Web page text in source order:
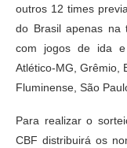
outros 12 times
do Brasil apenas na
com jogos de ida e
Atlético-MG, Grêmio,
Fluminense, São
Para realizar o
CBF distribuirá os